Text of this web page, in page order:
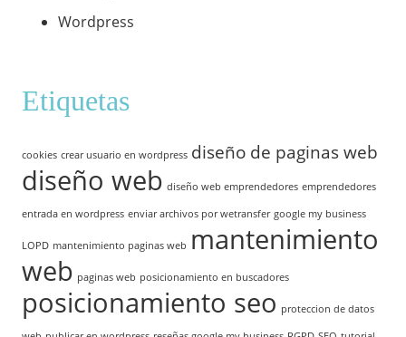
Wordpress
Etiquetas
cookies crear usuario en wordpress diseño de paginas web
diseño web diseño web emprendedores emprendedores
entrada en wordpress enviar archivos por wetransfer google my business
LOPD mantenimiento paginas web mantenimiento
web paginas web posicionamiento en buscadores
posicionamiento seo proteccion de datos